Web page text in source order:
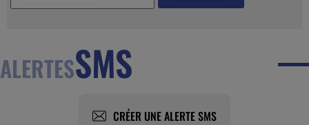
ALERTESSMS
CRÉER UNE ALERTE SMS